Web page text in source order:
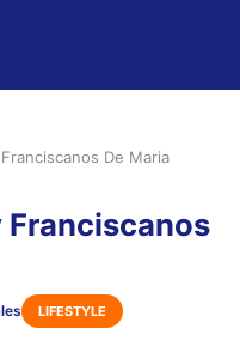
De Maria
Franciscanos
LIFESTYLE